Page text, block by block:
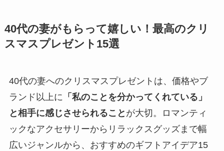
40代の妻がもらって嬉しい！最高のクリ
スマスプレゼント15選
40代の妻へのクリスマスプレゼントは、価格やブ
ランド以上に 「私のことを分かってくれている」
と相手に感じさせられること が大切。ロマンティ
ックなアクセサリーからリラックスグッズまで幅
広いジャンルから、おすすめのギフトアイデア15